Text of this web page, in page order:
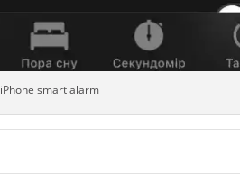
iPhone smart alarm